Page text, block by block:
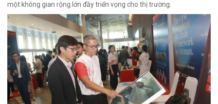
một không gian rộng lớn đầy triển vọng cho thị trường.